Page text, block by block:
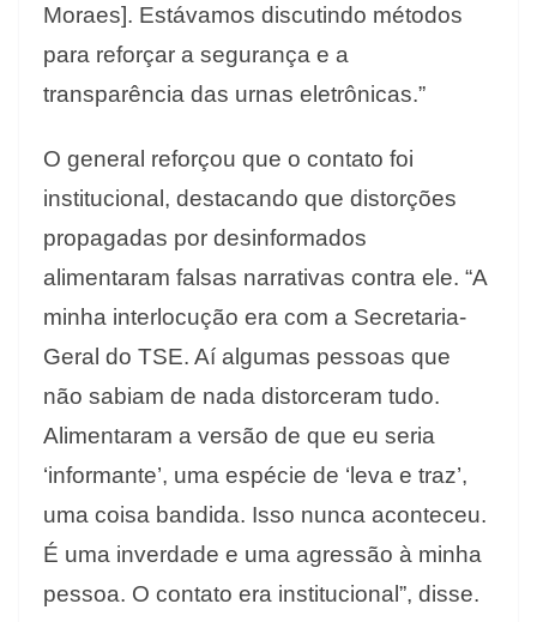
Moraes]. Estávamos discutindo métodos
para reforçar a segurança e a
transparência das urnas eletrônicas.”
O general reforçou que o contato foi
institucional, destacando que distorções
propagadas por desinformados
alimentaram falsas narrativas contra ele. “A
minha interlocução era com a Secretaria-
Geral do TSE. Aí algumas pessoas que
não sabiam de nada distorceram tudo.
Alimentaram a versão de que eu seria
‘informante’, uma espécie de ‘leva e traz’,
uma coisa bandida. Isso nunca aconteceu.
É uma inverdade e uma agressão à minha
pessoa. O contato era institucional”, disse.